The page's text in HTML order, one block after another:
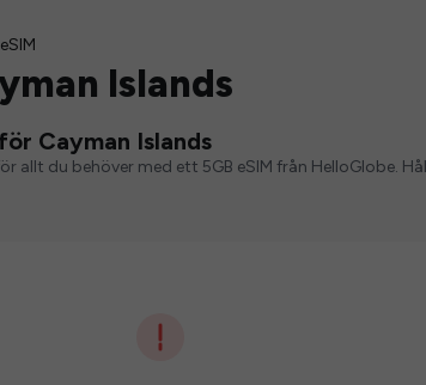
Islands
Cayman Islands
allt du behöver med ett 5GB eSIM från HelloGlobe.